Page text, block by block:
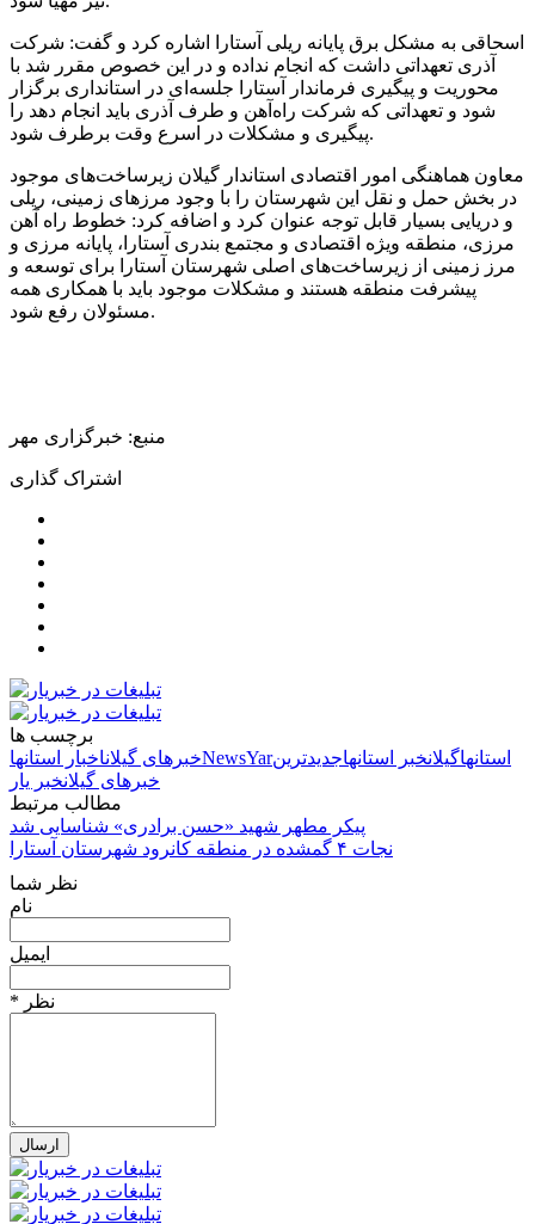
اسحاقی به مشکل برق پایانه ریلی آستارا اشاره کرد و گفت: شرکت
آذری تعهداتی داشت که انجام نداده و در این خصوص مقرر شد با
محوریت و پیگیری فرماندار آستارا جلسه‌ای در استانداری برگزار
شود و تعهداتی که شرکت راه‌آهن و طرف آذری باید انجام دهد را
پیگیری و مشکلات در اسرع وقت برطرف شود.
معاون هماهنگی امور اقتصادی استاندار گیلان زیرساخت‌های موجود
در بخش حمل و نقل این شهرستان را با وجود مرزهای زمینی، ریلی
و دریایی بسیار قابل توجه عنوان کرد و اضافه کرد: خطوط راه آهن
مرزی، منطقه ویژه اقتصادی و مجتمع بندری آستارا، پایانه مرزی و
مرز زمینی از زیرساخت‌های اصلی شهرستان آستارا برای توسعه و
پیشرفت منطقه هستند و مشکلات موجود باید با همکاری همه
مسئولان رفع شود.
منبع: خبرگزاری مهر
اشتراک گذاری
برچسب ها
خبرهای گیلاناخبار استانها NewsYar استانهاگیلانخبر استانهاجدیدترین
خبرهای گیلانخبر یار
مطالب مرتبط
پیکر مطهر شهید «حسن برادری» شناسایی شد
نجات ۴ گمشده در منطقه کانرود شهرستان آستارا
نظر شما
نام
ایمیل
* نظر